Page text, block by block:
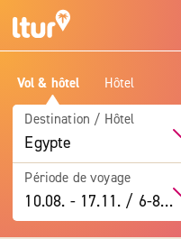
Vol & hôtel Hôtel
Destination / Hôtel
Egypte
Période de voyage
10.08. -17.11. / 6-8 jours